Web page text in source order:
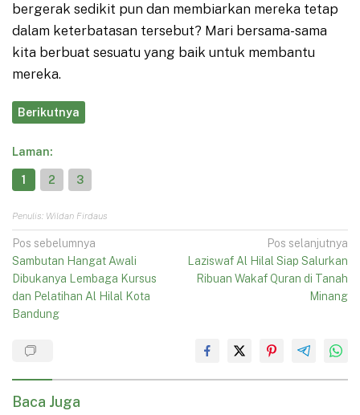
bergerak sedikit pun dan membiarkan mereka tetap
dalam keterbatasan tersebut? Mari bersama-sama
kita berbuat sesuatu yang baik untuk membantu
mereka.
Berikutnya
Laman:
1 2 3
Penulis: Wildan Firdaus
Navigasi
pos
Pos sebelumnya
Sambutan Hangat Awali
Dibukanya Lembaga Kursus
dan Pelatihan Al Hilal Kota
Bandung
Pos selanjutnya
Laziswaf Al Hilal Siap Salurkan
Ribuan Wakaf Quran di Tanah
Minang
Baca Juga